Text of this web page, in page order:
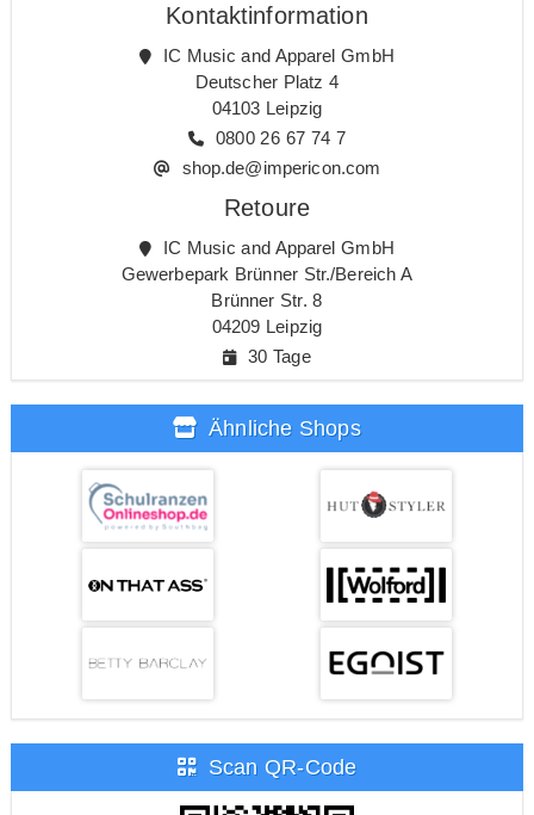
Kontaktinformation
IC Music and Apparel GmbH
Deutscher Platz 4
04103 Leipzig
0800 26 67 74 7
shop.de@impericon.com
Retoure
IC Music and Apparel GmbH
Gewerbepark Brünner Str./Bereich A
Brünner Str. 8
04209 Leipzig
30 Tage
Ähnliche Shops
Scan QR-Code